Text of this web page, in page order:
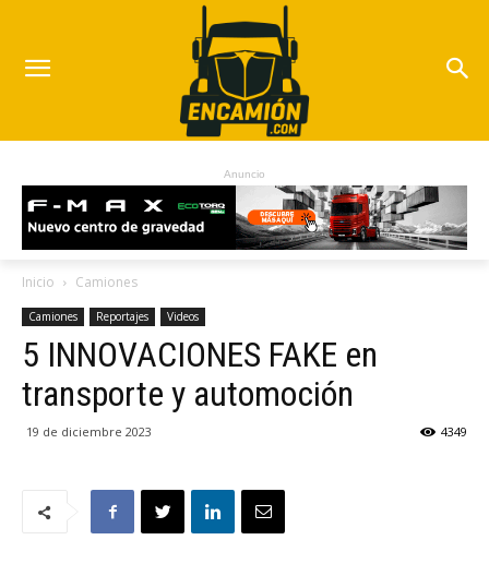
Anuncio
Inicio Camiones
Camiones Reportajes Videos
5 INNOVACIONES FAKE en
transporte y automoción
19 de diciembre 2023 4349